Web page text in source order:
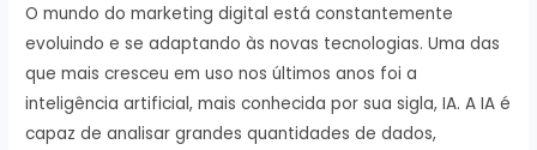
O mundo do marketing digital está constantemente
evoluindo e se adaptando às novas tecnologias. Uma das
que mais cresceu em uso nos últimos anos foi a
inteligência artificial, mais conhecida por sua sigla, IA. A IA é
capaz de analisar grandes quantidades de dados,